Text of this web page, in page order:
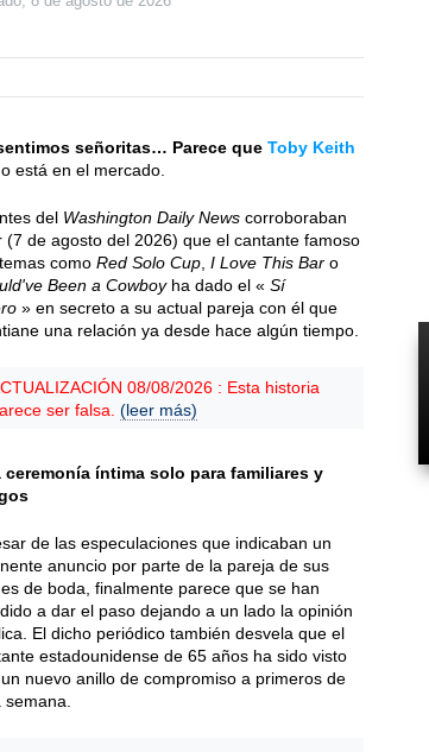
señoritas… Parece que Toby Keith
está en el mercado.
del Washington Daily News corroboraban
(7 de agosto del 2026) que el cantante famoso
como Red Solo Cup I Love This Bar o
Been a Cowboyha dado el « Sí
» en secreto a su actual pareja con él que
una relación ya desde hace algún tiempo.
08/08/2026 : Esta historia
ser falsa. (leer más)
ceremonía íntima solo para familiares y
de las especulaciones que indicaban un
anuncio por parte de la pareja de sus
de boda, finalmente parece que se han
a dar el paso dejando a un lado la opinión
El dicho periódico también desvela que el
estadounidense de 65 años ha sido visto
nuevo anillo de compromiso a primeros de
semana.